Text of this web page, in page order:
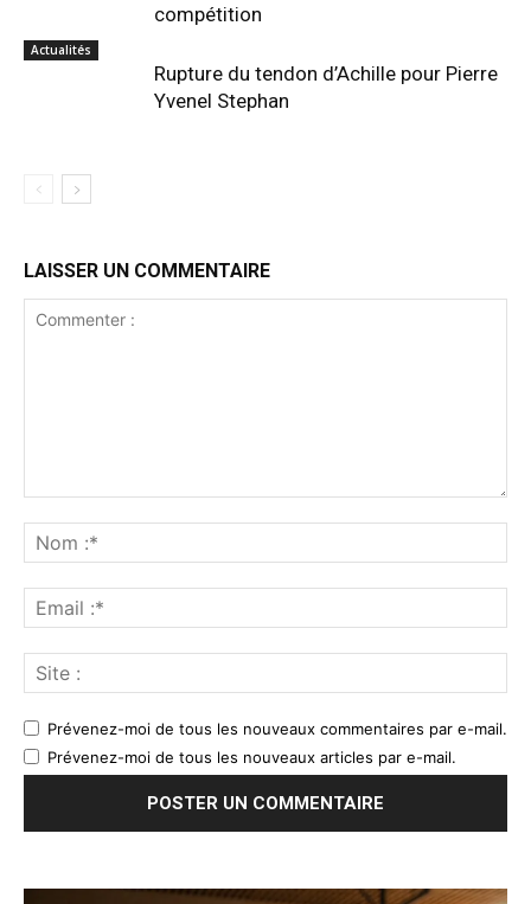
compétition
Actualités
Rupture du tendon d’Achille pour Pierre
Yvenel Stephan
LAISSER UN COMMENTAIRE
Prévenez-moi de tous les nouveaux commentaires par e-mail.
Prévenez-moi de tous les nouveaux articles par e-mail.